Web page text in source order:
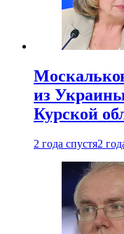
из
Курской
2 года спустя2